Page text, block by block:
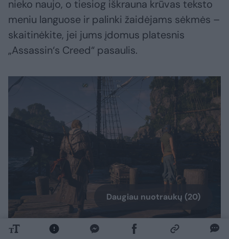
nieko naujo, o tiesiog iškrauna krūvas teksto
meniu languose ir palinki žaidėjams sėkmės –
skaitinėkite, jei jums įdomus platesnis
„Assassin‘s Creed“ pasaulis.
Daugiau nuotraukų (20)
„Assassin‘s Creed Black Flag“ žaidimo akimirka.